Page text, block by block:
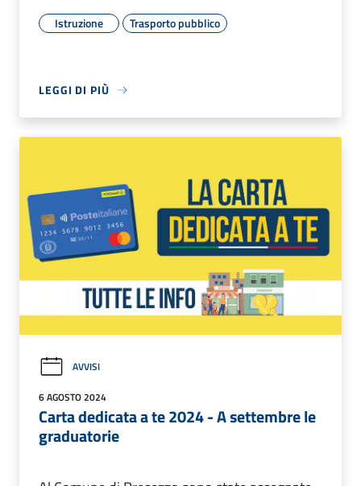
Istruzione Trasporto pubblico
LEGGI DI PIÙ
AVVISI
6 AGOSTO 2024
Carta dedicata a te 2024 - A settembre le
graduatorie